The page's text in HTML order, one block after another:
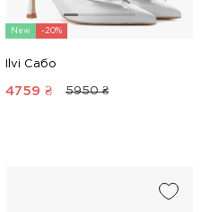
New -20%
Ilvi Сабо
4759 ₴ 5950 ₴